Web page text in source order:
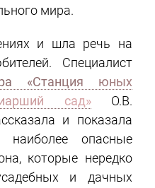
мира.
и шла речь на
Специалист
«Станция юных
сад»О.В.
и показала
опасные
которые нередко
и дачных